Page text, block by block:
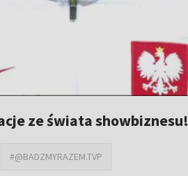
ze świata showbiznesu!
#@BADZMYRAZEM.TVP